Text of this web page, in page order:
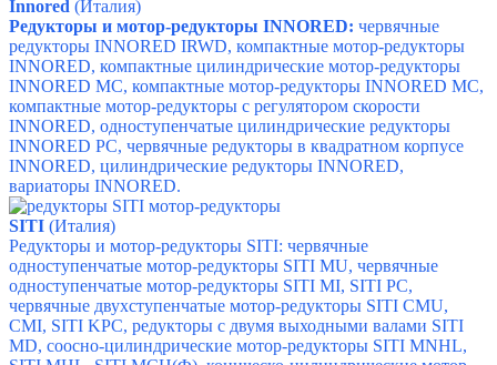
Innored (Италия)
Редукторы и мотор-редукторы INNORED: червячные
редукторы INNORED IRWD, компактные мотор-редукторы
INNORED, компактные цилиндрические мотор-редукторы
INNORED MC, компактные мотор-редукторы INNORED MC,
компактные мотор-редукторы с регулятором скорости
INNORED, одноступенчатые цилиндрические редукторы
INNORED PC, червячные редукторы в квадратном корпусе
INNORED, цилиндрические редукторы INNORED,
вариаторы INNORED.
SITI (Италия)
Редукторы и мотор-редукторы SITI: червячные
одноступенчатые мотор-редукторы SITI MU, червячные
одноступенчатые мотор-редукторы SITI MI, SITI PC,
червячные двухступенчатые мотор-редукторы SITI CMU,
CMI, SITI KPC, редукторы с двумя выходными валами SITI
MD, соосно-цилиндрические мотор-редукторы SITI MNHL,